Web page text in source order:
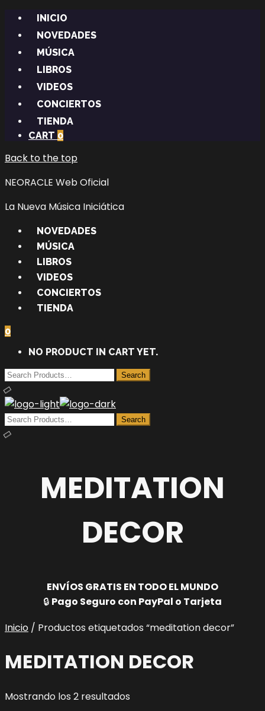
INICIO
NOVEDADES
MÚSICA
LIBROS
VIDEOS
CONCIERTOS
TIENDA
CART 0
Back to the top
NEORACLE Web Oficial
La Nueva Música Iniciática
NOVEDADES
MÚSICA
LIBROS
VIDEOS
CONCIERTOS
TIENDA
0
NO PRODUCT IN CART YET.
MEDITATION
DECOR
ENVÍOS GRATIS EN TODO EL MUNDO
🔒 Pago Seguro con PayPal o Tarjeta
Inicio / Productos etiquetados “meditation decor”
MEDITATION DECOR
Mostrando los 2 resultados